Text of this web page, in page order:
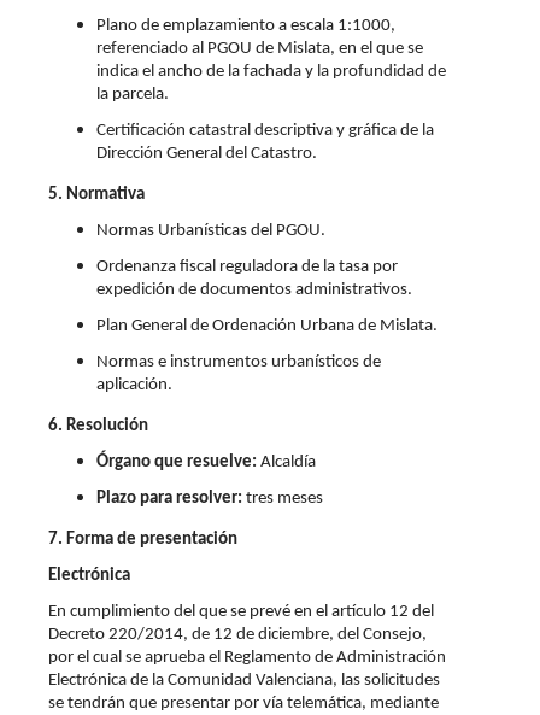
Plano de emplazamiento a escala 1:1000,
referenciado al PGOU de Mislata, en el que se
indica el ancho de la fachada y la profundidad de
la parcela.
Certificación catastral descriptiva y gráfica de la
Dirección General del Catastro.
5. Normativa
Normas Urbanísticas del PGOU.
Ordenanza fiscal reguladora de la tasa por
expedición de documentos administrativos.
Plan General de Ordenación Urbana de Mislata.
Normas e instrumentos urbanísticos de
aplicación.
6. Resolución
Órgano que resuelve:Alcaldía
Plazo para resolver:tres meses
7. Forma de presentación
Electrónica
En cumplimiento del que se prevé en el artículo 12 del
Decreto 220/2014, de 12 de diciembre, del Consejo,
por el cual se aprueba el Reglamento de Administración
Electrónica de la Comunidad Valenciana, las solicitudes
se tendrán que presentar por vía telemática, mediante